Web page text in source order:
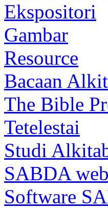
Ekspositori
Gambar
Resource
Bacaan
The Bible
Tetelestai
Studi
SABDA web
Software